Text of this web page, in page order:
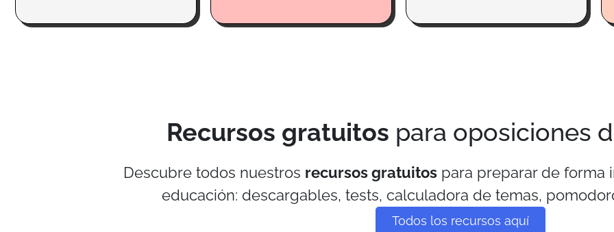
Recursos gratuitos para oposiciones
Descubre todos nuestros recursos gratuitospara preparar de forma
educación: descargables, tests, calculadora de temas,
Todos los recursos aquí